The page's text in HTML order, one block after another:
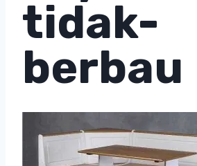
tidak-
berbau